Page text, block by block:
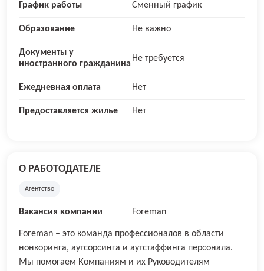
График работы Сменный график
Образование Не важно
Документы у
иностранного гражданина
Не требуется
Ежедневная оплата Нет
Предоставляется жилье Нет
О РАБОТОДАТЕЛЕ
Агентство
Вакансия компании Foreman
Foreman – это команда профессионалов в области
нонкоринга, аутсорсинга и аутстаффинга персонала.
Мы помогаем Компаниям и их Руководителям